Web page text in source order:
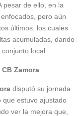
pesar de ello, en la
pero aún
últimos, los cuales
acumuladas, dando
local.
Zamora
disputó su jornada
que estuvo ajustado
ver la mejora que,